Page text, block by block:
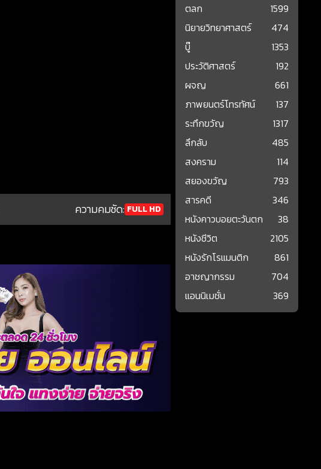
ความคมชัด: FULL HD
ตลก
1599
นิยายวิทยาศาสตร์
474
บู๊
1353
ประวัติศาสตร์
192
ผจญ
661
ภาพยนตร์โทรทัศน์
137
ระทึกขวัญ
1317
ลึกลับ
485
สงคราม
114
สยองขวัญ
793
สารคดี
346
หนังคาวบอยตะวันตก
38
หนังชีวิต
2105
หนังรักโรแมนติก
861
อาชญากรรม
704
แอนนิเมชั่น
369